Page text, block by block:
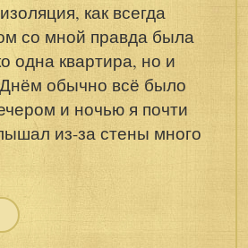
как всегда
со мной правда была
одна квартира, но и
Днём обычно всё было
и ночью я почти
из-за стены много